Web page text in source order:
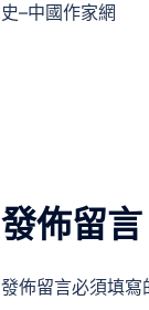
史–中國作家網
發佈留言
發佈留言必須填寫